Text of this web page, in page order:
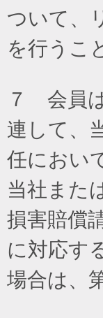
ついて、
を行うこ
７ 会員
連して、
任におい
当社また
損害賠償
に対応す
場合は、